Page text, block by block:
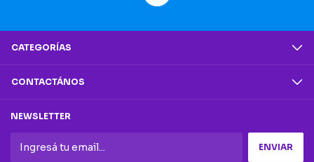
CATEGORÍAS
CONTACTÁNOS
NEWSLETTER